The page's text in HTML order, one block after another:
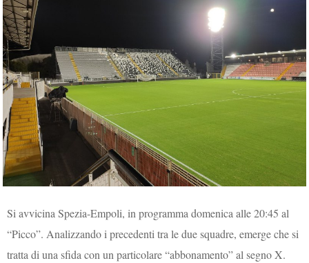
Si avvicina Spezia-Empoli, in programma domenica alle 20:45 al
“Picco”. Analizzando i precedenti tra le due squadre, emerge che si
tratta di una sfida con un particolare “abbonamento” al segno X.